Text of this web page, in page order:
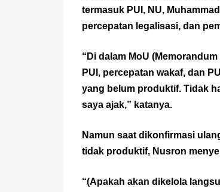
termasuk PUI, NU,
percepatan legalisasi, dan
“Di dalam MoU
PUI, percepatan wakaf, dan
yang belum produktif. Tidak
saya ajak,” katanya.
Namun saat dikonfirmasi
tidak produktif, Nusron
“(Apakah akan dikelola